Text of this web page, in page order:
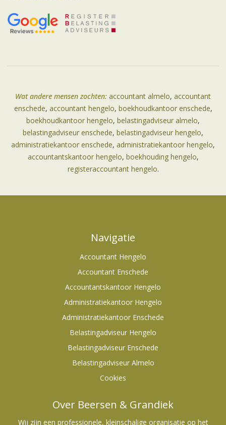
Wat andere mensen zochten: accountant almelo, accountant
enschede, accountant hengelo, boekhoudkantoor enschede,
boekhoudkantoor hengelo, belastingadviseur almelo,
belastingadviseur enschede, belastingadviseur hengelo,
administratiekantoor enschede, administratiekantoor hengelo,
accountantskantoor hengelo, boekhouding hengelo,
registeraccountant hengelo.
Navigatie
Accountant Hengelo
Accountant Enschede
Accountantskantoor Hengelo
Administratiekantoor Hengelo
Administratiekantoor Enschede
Belastingadviseur Hengelo
Belastingadviseur Enschede
Belastingadviseur Almelo
Cookies
Over Beersen & Grandiek
Wij zijn een professionele, kleinschalige organisatie op het